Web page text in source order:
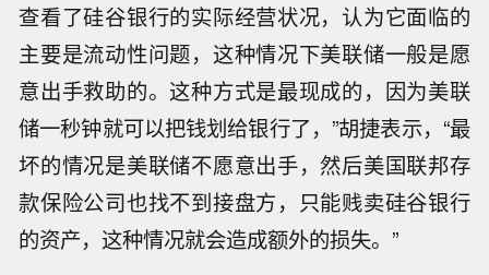
查看了硅谷银行的实际经营状况，认为它面临的
主要是流动性问题，这种情况下美联储一般是愿
意出手救助的。这种方式是最现成的，因为美联
储一秒钟就可以把钱划给银行了，”胡捷表示，“最
坏的情况是美联储不愿意出手，然后美国联邦存
款保险公司也找不到接盘方，只能贱卖硅谷银行
的资产，这种情况就会造成额外的损失。”